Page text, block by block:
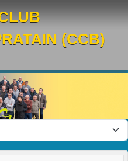
(CCB)